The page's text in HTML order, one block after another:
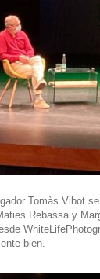
Tomàs Vibot
Rebassa y
bien.